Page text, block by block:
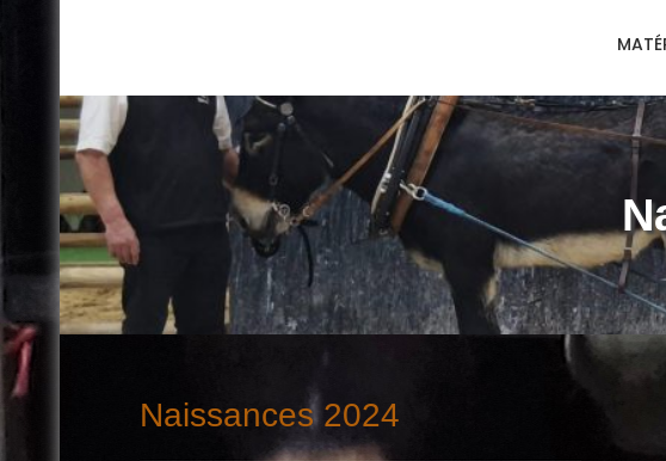
Naissances 2024